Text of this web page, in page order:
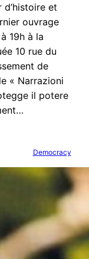
et
ouvrage
19h à la
10 rue du
de
« Narrazioni
il potere
Democracy